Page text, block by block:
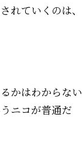
れていくのは、
かはわからない
ニコが普通だ